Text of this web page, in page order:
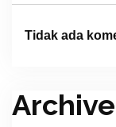
Tidak ada